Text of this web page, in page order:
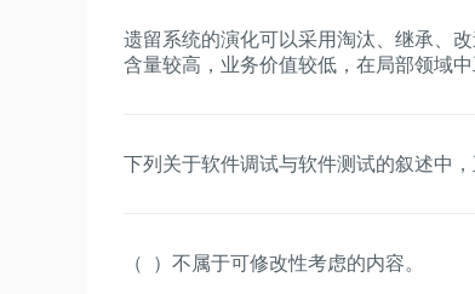
记录”主要与（ ）质量属性相关，通常
遗留系统的演化可以采用淘汰、继承、
含量较高，业务价值较低，在局部领域
下列关于软件调试与软件测试的叙述中，
（ ）不属于可修改性考虑的内容。